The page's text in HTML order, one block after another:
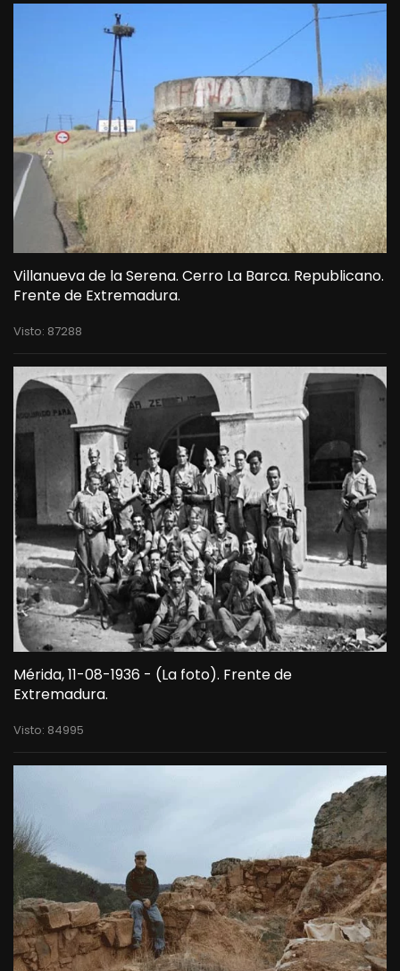
Villanueva de la Serena. Cerro La Barca. Republicano.
Frente de Extremadura.
Visto: 87288
Mérida, 11-08-1936 - (La foto). Frente de
Extremadura.
Visto: 84995